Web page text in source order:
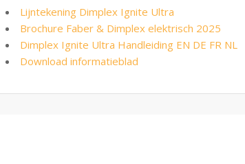
Lijntekening Dimplex Ignite Ultra
Brochure Faber & Dimplex elektrisch 2025
Dimplex Ignite Ultra Handleiding EN DE FR NL
Download informatieblad